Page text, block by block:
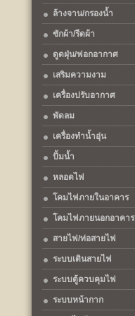
ล้างจาน/กรองน้ำ
ซักผ้า/รีดผ้า
ดูดฝุ่น/ฟอกอากาศ
เสริมความงาม
เครื่องปรับอากาศ
พัดลม
เครื่องทำน้ำอุ่น
ปั้มน้ำ
หลอดไฟ
โคมไฟภายในอาคาร
โคมไฟภายนอกอาคาร
สายไฟ/ท่อสายไฟ
ระบบเดินสายไฟ
ระบบตู้ควบคุมไฟ
ระบบหน้ากาก